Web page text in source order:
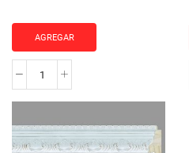
AGREGAR
MOLDURA
JO-
cantidad